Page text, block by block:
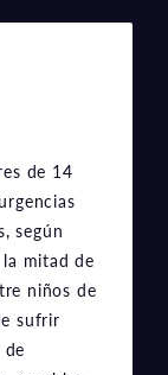
de 14
según
mitad de
niños de
sufrir